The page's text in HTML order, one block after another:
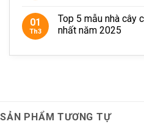
Size XL: D85 x R70 x
Tại PETTO, các sản phẩm
01
Th3
Top 5 mẫu nhà cây
nhất năm 2025
SẢN PHẨM TƯƠNG TỰ